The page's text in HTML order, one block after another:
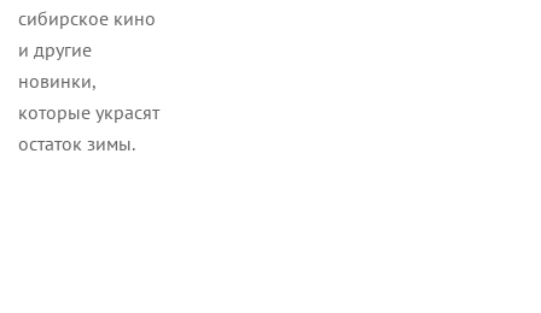
сибирское кино
и другие
новинки,
которые украсят
остаток зимы.